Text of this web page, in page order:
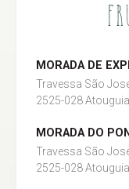
MORADA DE
Travessa São
2525-028
MORADA DO
Travessa São
2525-028